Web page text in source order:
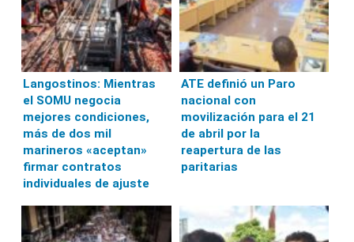
Langostinos: Mientras
el SOMU negocia
mejores condiciones,
más de dos mil
marineros «aceptan»
firmar contratos
individuales de ajuste
ATE definió un Paro
nacional con
movilización para el 21
de abril por la
reapertura de las
paritarias